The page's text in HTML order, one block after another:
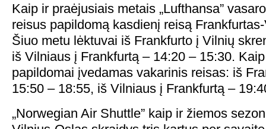
Kaip ir praėjusiais metais „Lufthansa”
reisus papildomą kasdienį reisą
Šiuo metu lėktuvai iš Frankfurto į Vilnių
iš Vilniaus į Frankfurtą – 14:20 – 15:30.
papildomai įvedamas vakarinis reisas: iš
15:50 – 18:55, iš Vilniaus į Frankfurtą –
„Norwegian Air Shuttle” kaip ir žiemos